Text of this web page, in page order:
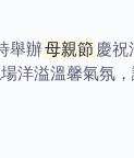
舉辦母親節 慶祝
洋溢溫馨氣氛